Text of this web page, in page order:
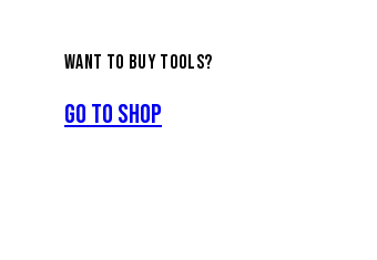
WANT TO BUY TOOLS?
Go to Shop